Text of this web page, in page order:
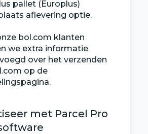
pallet (Europlus)
aflevering optie.
bol.com klanten
we extra informatie
over het verzenden
op de
met Parcel Pro